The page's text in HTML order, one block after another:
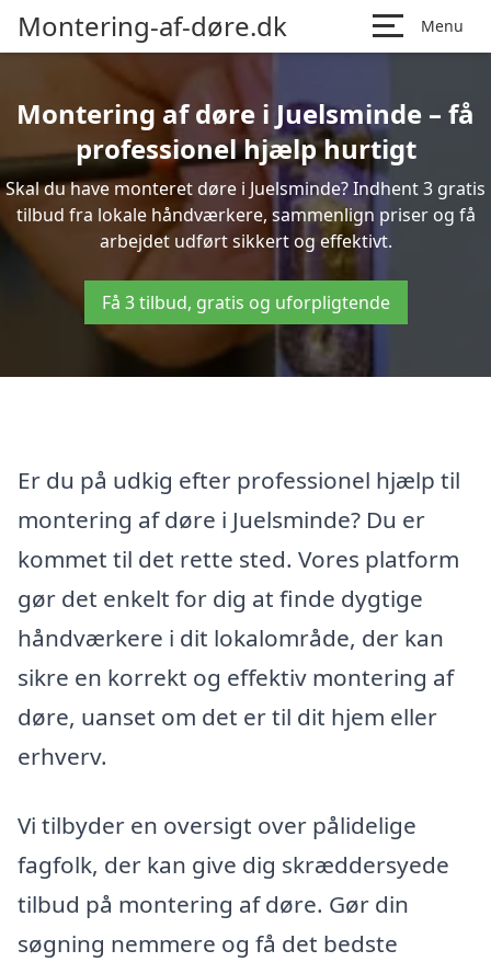
Montering-af-døre.dk Menu
Montering af døre i Juelsminde – få
professionel hjælp hurtigt
Skal du have monteret døre i Juelsminde? Indhent 3 gratis
tilbud fra lokale håndværkere, sammenlign priser og få
arbejdet udført sikkert og effektivt.
Få 3 tilbud, gratis og uforpligtende
Er du på udkig efter professionel hjælp til
montering af døre i Juelsminde? Du er
kommet til det rette sted. Vores platform
gør det enkelt for dig at finde dygtige
håndværkere i dit lokalområde, der kan
sikre en korrekt og effektiv montering af
døre, uanset om det er til dit hjem eller
erhverv.
Vi tilbyder en oversigt over pålidelige
fagfolk, der kan give dig skræddersyede
tilbud på montering af døre. Gør din
søgning nemmere og få det bedste